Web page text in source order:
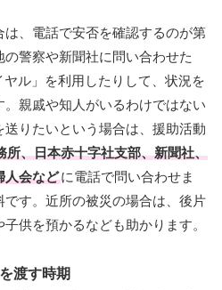
、電話で安否を確認するのが第
警察や新聞社に問い合わせた
ル」を利用したりして、状況を
親戚や知人がいるわけではない
りたいという場合は、援助活動
所、日本赤十字社支部、新聞社、
人会などに電話で問い合わせま
す。近所の被災の場合は、後片
供を預かるなども助かります。
渡す時期